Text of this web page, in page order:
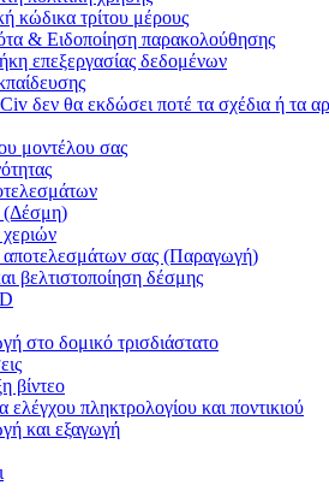
κώδικα τρίτου μέρους
& Ειδοποίηση παρακολούθησης
επεξεργασίας δεδομένων
δεν θα εκδώσει ποτέ τα σχέδια ή τα
μοντέλου σας
σας (Παραγωγή)
βελτιστοποίηση δέσμης
στο δομικό τρισδιάστατο
βίντεο
ελέγχου πληκτρολογίου και ποντικιού
και εξαγωγή